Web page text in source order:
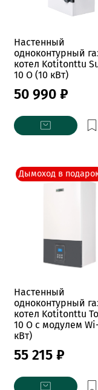
Настенный
одноконтурный
котел Kotitonttu
10 O (10 кВт)
50 990 ₽
Дымоход в
Настенный
одноконтурный
котел Kotitonttu
10 O с модулем
кВт)
55 215 ₽